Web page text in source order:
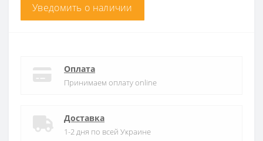
Уведомить о наличии
Оплата
Принимаем оплату online
Доставка
1-2 дня по всей Украине